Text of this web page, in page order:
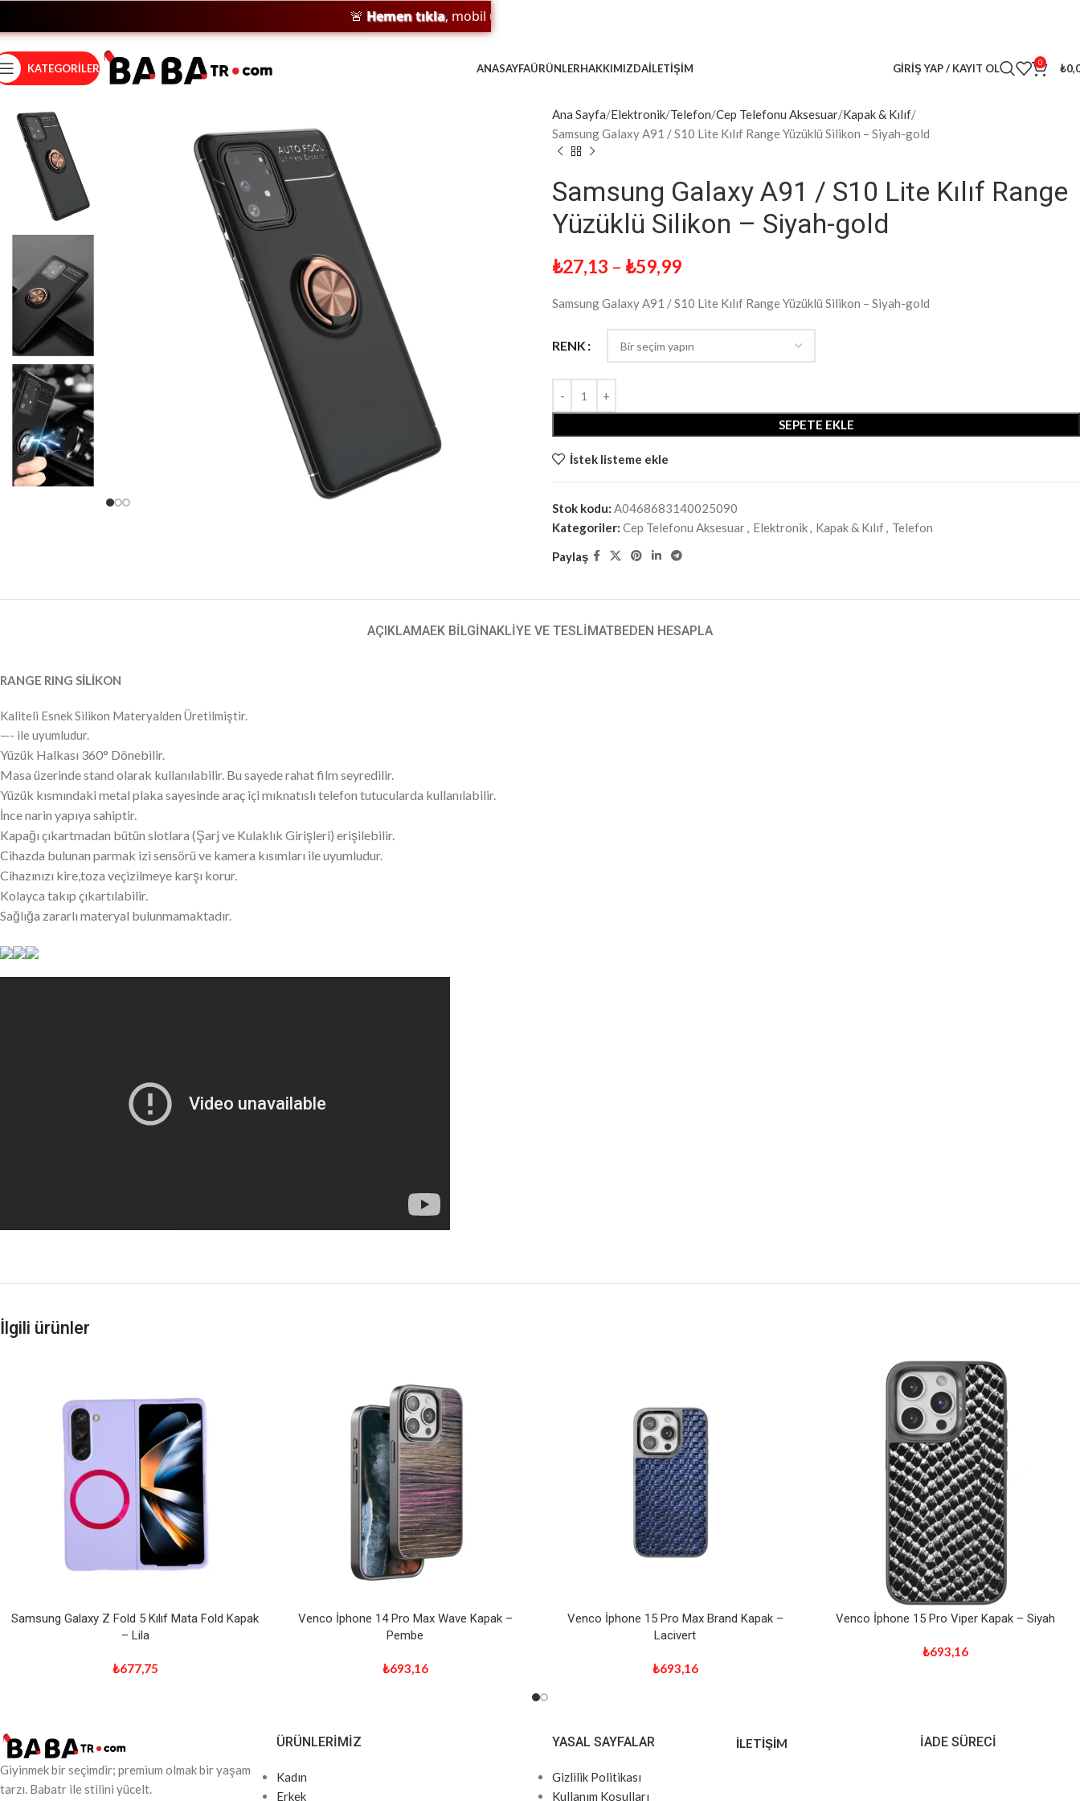
Hemen tıkla, mobil uygulamamızı indir;
KATEGORILER ANASAYFAÜRÜNLERHAKKIMIZDAİLETIŞIM GIRIŞ YAP / KAYIT OL 0 ₺
Ana Sayfa Elektronik Telefon Cep Telefonu Aksesuar Kapak & Kılıf
Samsung Galaxy A91 / S10 Lite Kılıf Range Yüzüklü Silikon – Siyah-gold
Samsung Galaxy A91 / S10 Lite Kılıf Range
Yüzüklü Silikon – Siyah-gold
₺27,13 – ₺59,99
Samsung Galaxy A91 / S10 Lite Kılıf Range Yüzüklü Silikon – Siyah-gold
RENK
SEPETE EKLE
İstek listeme ekle
Stok kodu: A0468683140025090
Kategoriler: Cep Telefonu Aksesuar, Elektronik, Kapak & Kılıf, Telefon
Paylaş
AÇIKLAMAEK BILGINAKLIYE VE TESLIMATBEDEN HESAPLA
RANGE RING SİLİKON
Kaliteli Esnek Silikon Materyalden Üretilmiştir.
—- ile uyumludur.
Yüzük Halkası 360° Dönebilir.
Masa üzerinde stand olarak kullanılabilir. Bu sayede rahat film seyredilir.
Yüzük kısmındaki metal plaka sayesinde araç içi mıknatıslı telefon tutucularda kullanılabilir.
İnce narin yapıya sahiptir.
Kapağı çıkartmadan bütün slotlara (Şarj ve Kulaklık Girişleri) erişilebilir.
Cihazda bulunan parmak izi sensörü ve kamera kısımları ile uyumludur.
Cihazınızı kire,toza veçizilmeye karşı korur.
Kolayca takıp çıkartılabilir.
Sağlığa zararlı materyal bulunmamaktadır.
İlgili ürünler
Samsung Galaxy Z Fold 5 Kılıf Mata Fold Kapak
– Lila
₺677,75
Venco İphone 14 Pro Max Wave Kapak –
Pembe
₺693,16
Venco İphone 15 Pro Max Brand Kapak –
Lacivert
₺693,16
Venco İphone 15 Pro Viper Kapak – Siyah
₺693,16
Giyinmek bir seçimdir; premium olmak bir yaşam
tarzı. Babatr ile stilini yücelt.
ÜRÜNLERIMIZ
Kadın
Erkek
YASAL SAYFALAR
Gizlilik Politikası
Kullanım Koşulları
İLETİŞİM İADE SÜRECİ